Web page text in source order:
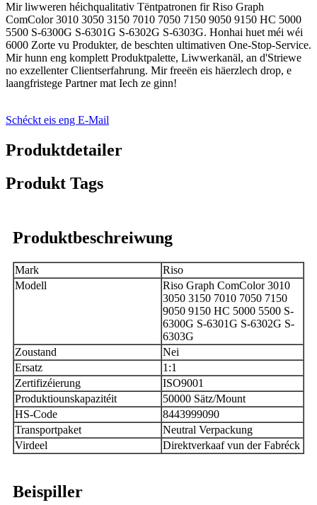
Mir liwweren héichqualitativ Tëntpatronen fir Riso Graph
ComColor 3010 3050 3150 7010 7050 7150 9050 9150 HC 5000
5500 S-6300G S-6301G S-6302G S-6303G. Honhai huet méi wéi
6000 Zorte vu Produkter, de beschten ultimativen One-Stop-Service.
Mir hunn eng komplett Produktpalette, Liwwerkanäl, an d'Striewe
no exzellenter Clientserfahrung. Mir freeën eis häerzlech drop, e
laangfristege Partner mat Iech ze ginn!
Schéckt eis eng E-Mail
Produktdetailer
Produkt Tags
Produktbeschreiwung
Mark
Riso
Modell
Riso Graph ComColor 3010
3050 3150 7010 7050 7150
9050 9150 HC 5000 5500 S-
6300G S-6301G S-6302G S-
6303G
Zoustand
Nei
Ersatz
1:1
Zertifizéierung
ISO9001
Produktiounskapazitéit
50000 Sätz/Mount
HS-Code
8443999090
Transportpaket
Neutral Verpackung
Virdeel
Direktverkaaf vun der Fabréck
Beispiller